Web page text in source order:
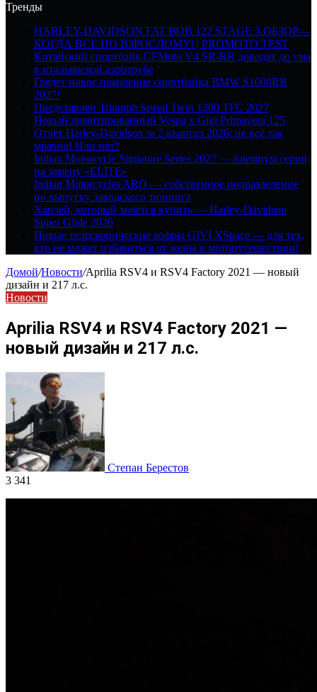
Тренды
HARLEY-DAVIDSON FAT BOB 122 STAGE 3 ОБЗОР—
КОГДА ВСЕ ПО ВЗРОСЛОМУ! | PROMOTO TEST
Китайский спортбайк CFMoto V4 SR-RR доводят до ума
в итальянской аэротрубе
Грядет новое поколение спортбайка BMW S1000RR
2027!
Представлен Triumph Speed Twin 1200 TFC 2027
Новый лимитированный Vespa x Gigi Primavera 125
Отчёт Harley-Davidson за 2 квартал 2026: не всё так
мрачно! Или нет?
Indian Motorcycle Signature Series 2027 — премиум серия
на замену «ELITE»
Indian Motorcycles ARO — собственное подразделение
по выпуску заводского тюнинга
Харлей, который хочется купить — Harley-Davidson
Super Glide 2026
Новые телескопические кофры GIVI XSpace — для тех,
кто не может избавиться от жены в мотопутешествии!
Домой/Новости/Aprilia RSV4 и RSV4 Factory 2021 — новый
дизайн и 217 л.с.
Новости
Aprilia RSV4 и RSV4 Factory 2021 —
новый дизайн и 217 л.с.
Степан Берестов
3 341